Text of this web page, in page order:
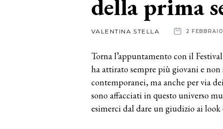
della prima
VALENTINA STELLA 2
Torna l’appuntamento con il
ha attirato sempre più giovani e
contemporanei, ma anche per via
sono affacciati in questo universo
esimerci dal dare un giudizio ai